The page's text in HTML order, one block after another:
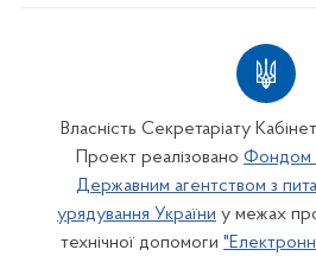
Власність Секретаріату
Проект реалізовано Фондом
Державним агентством з
урядування України у межах
технічної допомоги